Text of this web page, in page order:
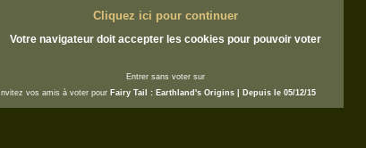
Cliquez ici pour continuer
Votre navigateur doit accepter les cookies pour pouvoir voter
Entrer sans voter sur
Invitez vos amis à voter pour Fairy Tail : Earthland's Origins | Depuis le 05/12/15